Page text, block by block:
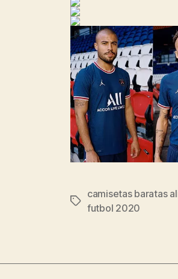
Etiquetas
camisetas baratas
futbol 2020